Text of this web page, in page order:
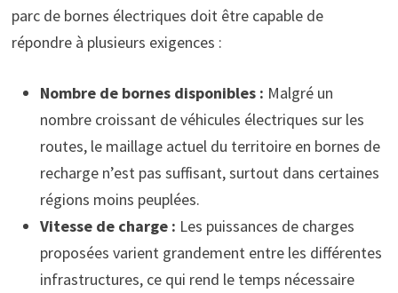
parc de bornes électriques doit être capable de
répondre à plusieurs exigences :
Nombre de bornes disponibles : Malgré un
nombre croissant de véhicules électriques sur les
routes, le maillage actuel du territoire en bornes de
recharge n’est pas suffisant, surtout dans certaines
régions moins peuplées.
Vitesse de charge : Les puissances de charges
proposées varient grandement entre les différentes
infrastructures, ce qui rend le temps nécessaire